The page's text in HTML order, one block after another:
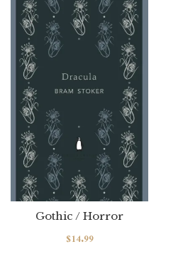
Gothic / Horror
$14.99